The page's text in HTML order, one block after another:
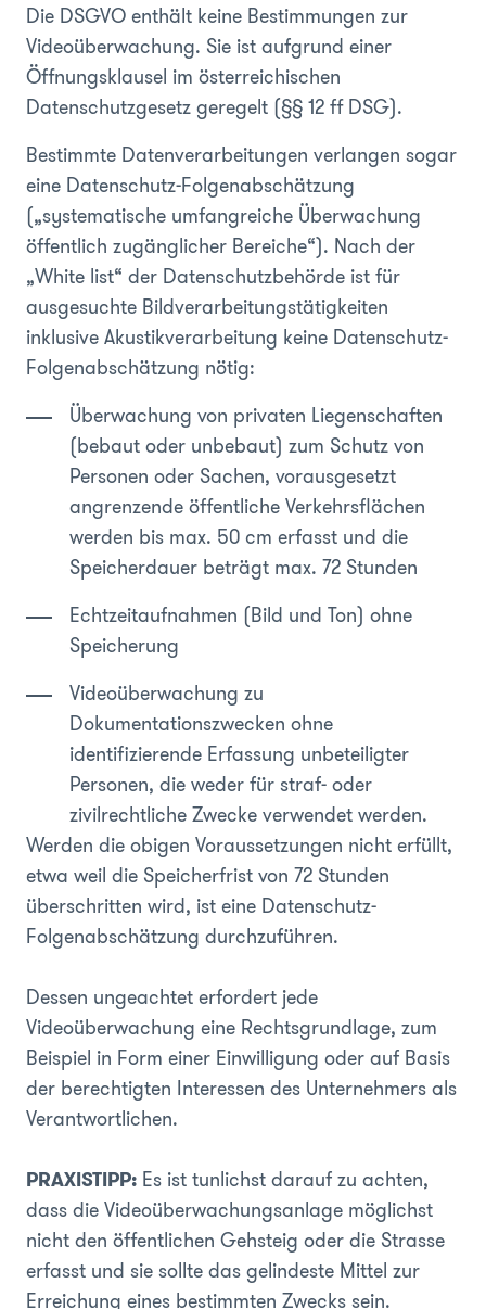
Die DSGVO enthält keine Bestimmungen zur
Videoüberwachung. Sie ist aufgrund einer
Öffnungsklausel im österreichischen
Datenschutzgesetz geregelt (§§ 12 ff DSG).
Bestimmte Datenverarbeitungen verlangen sogar
eine Datenschutz-Folgenabschätzung
(„systematische umfangreiche Überwachung
öffentlich zugänglicher Bereiche“). Nach der
„White list“ der Datenschutzbehörde ist für
ausgesuchte Bildverarbeitungstätigkeiten
inklusive Akustikverarbeitung keine Datenschutz-
Folgenabschätzung nötig:
Überwachung von privaten Liegenschaften
(bebaut oder unbebaut) zum Schutz von
Personen oder Sachen, vorausgesetzt
angrenzende öffentliche Verkehrsflächen
werden bis max. 50 cm erfasst und die
Speicherdauer beträgt max. 72 Stunden
Echtzeitaufnahmen (Bild und Ton) ohne
Speicherung
Videoüberwachung zu
Dokumentationszwecken ohne
identifizierende Erfassung unbeteiligter
Personen, die weder für straf- oder
zivilrechtliche Zwecke verwendet werden.
Werden die obigen Voraussetzungen nicht erfüllt,
etwa weil die Speicherfrist von 72 Stunden
überschritten wird, ist eine Datenschutz-
Folgenabschätzung durchzuführen.
Dessen ungeachtet erfordert jede
Videoüberwachung eine Rechtsgrundlage, zum
Beispiel in Form einer Einwilligung oder auf Basis
der berechtigten Interessen des Unternehmers als
Verantwortlichen.
PRAXISTIPP: Es ist tunlichst darauf zu achten,
dass die Videoüberwachungsanlage möglichst
nicht den öffentlichen Gehsteig oder die Strasse
erfasst und sie sollte das gelindeste Mittel zur
Erreichung eines bestimmten Zwecks sein.